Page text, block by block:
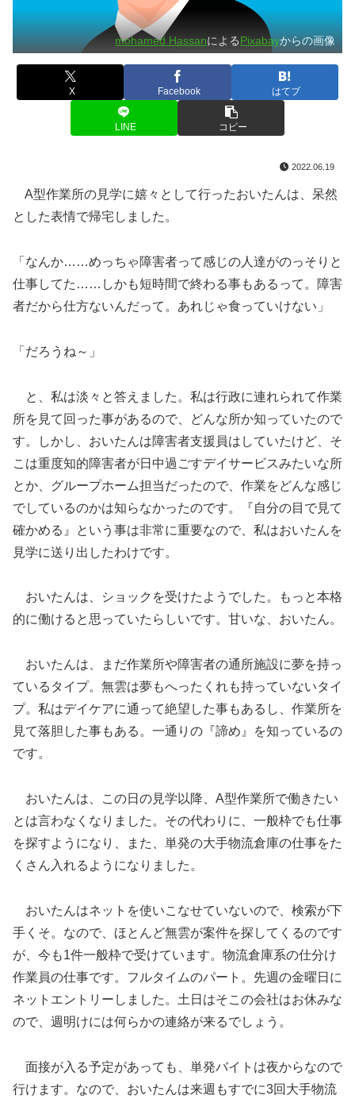
mohamed HassanによるPixabayからの画像
X Facebook はてブ
LINE コピー
2022.06.19
A型作業所の見学に嬉々として行ったおいたんは、呆然
とした表情で帰宅しました。
「なんか……めっちゃ障害者って感じの人達がのっそりと
仕事してた……しかも短時間で終わる事もあるって。障害
者だから仕方ないんだって。あれじゃ食っていけない」
「だろうね～」
と、私は淡々と答えました。私は行政に連れられて作業
所を見て回った事があるので、どんな所か知っていたので
す。しかし、おいたんは障害者支援員はしていたけど、そ
こは重度知的障害者が日中過ごすデイサービスみたいな所
とか、グループホーム担当だったので、作業をどんな感じ
でしているのかは知らなかったのです。『自分の目で見て
確かめる』という事は非常に重要なので、私はおいたんを
見学に送り出したわけです。
おいたんは、ショックを受けたようでした。もっと本格
的に働けると思っていたらしいです。甘いな、おいたん。
おいたんは、まだ作業所や障害者の通所施設に夢を持っ
ているタイプ。無雲は夢もへったくれも持っていないタイ
プ。私はデイケアに通って絶望した事もあるし、作業所を
見て落胆した事もある。一通りの『諦め』を知っているの
です。
おいたんは、この日の見学以降、A型作業所で働きたい
とは言わなくなりました。その代わりに、一般枠でも仕事
を探すようになり、また、単発の大手物流倉庫の仕事をた
くさん入れるようになりました。
おいたんはネットを使いこなせていないので、検索が下
手くそ。なので、ほとんど無雲が案件を探してくるのです
が、今も1件一般枠で受けています。物流倉庫系の仕分け
作業員の仕事です。フルタイムのパート。先週の金曜日に
ネットエントリーしました。土日はそこの会社はお休みな
ので、週明けには何らかの連絡が来るでしょう。
面接が入る予定があっても、単発バイトは夜からなので
行けます。なので、おいたんは来週もすでに3回大手物流